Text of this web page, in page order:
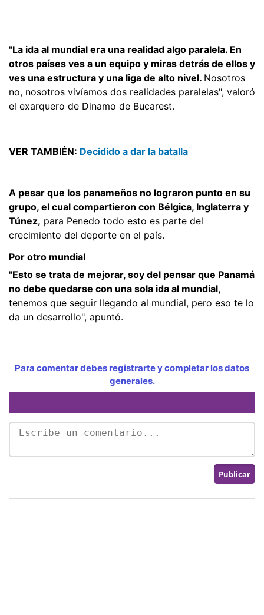
"La ida al mundial era una realidad algo paralela. En
otros países ves a un equipo y miras detrás de ellos y
ves una estructura y una liga de alto nivel. Nosotros
no, nosotros vivíamos dos realidades paralelas", valoró
el exarquero de Dinamo de Bucarest.
VER TAMBIÉN: Decidido a dar la batalla
A pesar que los panameños no lograron punto en su
grupo, el cual compartieron con Bélgica, Inglaterra y
Túnez, para Penedo todo esto es parte del
crecimiento del deporte en el país.
Por otro mundial
"Esto se trata de mejorar, soy del pensar que Panamá
no debe quedarse con una sola ida al mundial,
tenemos que seguir llegando al mundial, pero eso te lo
da un desarrollo", apuntó.
Para comentar debes registrarte y completar los datos
generales.